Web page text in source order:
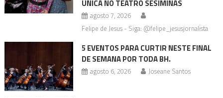
ÚNICA NO TEATRO SESIMINAS
agosto 7, 2026
Felipe de Jesus - Siga: @felipe_jesusjornalista
5 EVENTOS PARA CURTIR NESTE FINAL
DE SEMANA POR TODA BH.
agosto 6, 2026 Joseane Santos